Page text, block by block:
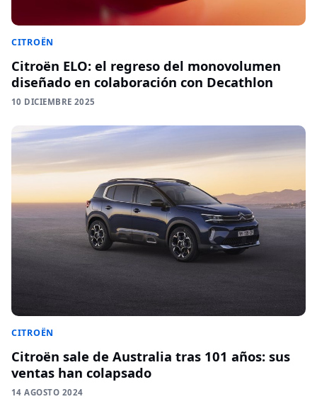
CITROËN
Citroën ELO: el regreso del monovolumen
diseñado en colaboración con Decathlon
10 DICIEMBRE 2025
CITROËN
Citroën sale de Australia tras 101 años: sus
ventas han colapsado
14 AGOSTO 2024